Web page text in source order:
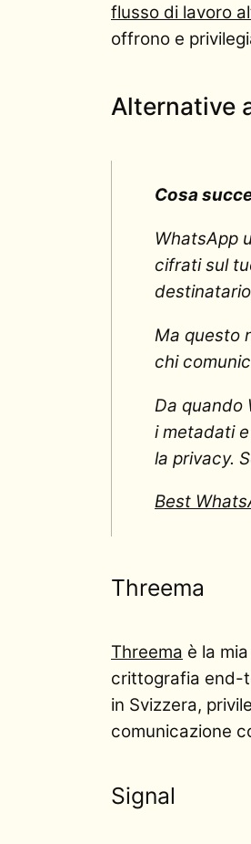
flusso di lavoro
offrono e
Alternative
Cosa
WhatsApp
cifrati sul
Ma questo
chi
Da quando
i metadati
la privacy.
Best
Threema
Threema è la
crittografia end-
in Svizzera,
comunicazione
Signal